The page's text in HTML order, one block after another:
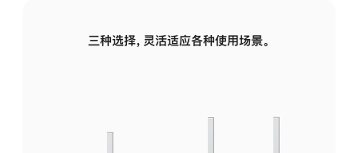
三种选择，灵活适应各种使用场景。